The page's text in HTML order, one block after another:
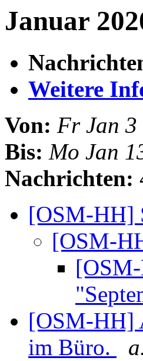
Januar
Weitere
Von: Fr Jan 3
Bis: Mo Jan
Nachrichten:
[OSM-HH]
[OSM-
[OSM-HH]
im Büro.